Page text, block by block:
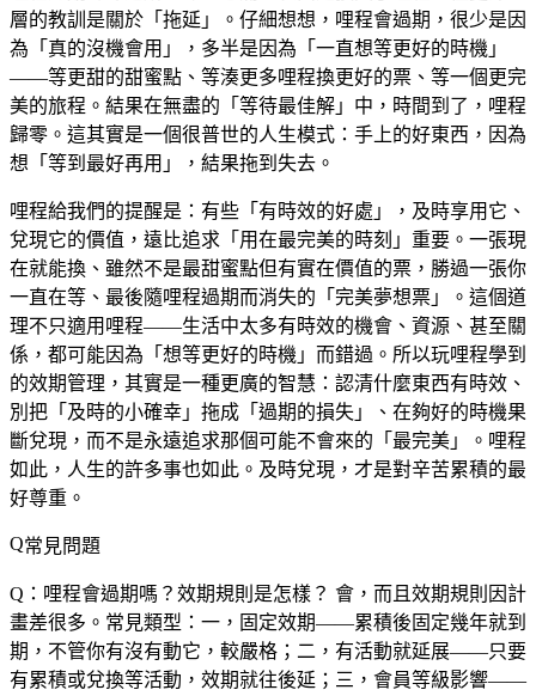
層的教訓是關於「拖延」。仔細想想，哩程會過期，很少是因
為「真的沒機會用」，多半是因為「一直想等更好的時機」
——等更甜的甜蜜點、等湊更多哩程換更好的票、等一個更完
美的旅程。結果在無盡的「等待最佳解」中，時間到了，哩程
歸零。這其實是一個很普世的人生模式：手上的好東西，因為
想「等到最好再用」，結果拖到失去。
哩程給我們的提醒是：有些「有時效的好處」，及時享用它、
兌現它的價值，遠比追求「用在最完美的時刻」重要。一張現
在就能換、雖然不是最甜蜜點但有實在價值的票，勝過一張你
一直在等、最後隨哩程過期而消失的「完美夢想票」。這個道
理不只適用哩程——生活中太多有時效的機會、資源、甚至關
係，都可能因為「想等更好的時機」而錯過。所以玩哩程學到
的效期管理，其實是一種更廣的智慧：認清什麼東西有時效、
別把「及時的小確幸」拖成「過期的損失」、在夠好的時機果
斷兌現，而不是永遠追求那個可能不會來的「最完美」。哩程
如此，人生的許多事也如此。及時兌現，才是對辛苦累積的最
好尊重。
常見問題
Q：哩程會過期嗎？效期規則是怎樣？ 會，而且效期規則因計
畫差很多。常見類型：一，固定效期——累積後固定幾年就到
期，不管你有沒有動它，較嚴格；二，有活動就延展——只要
有累積或兌換等活動，效期就往後延；三，會員等級影響——